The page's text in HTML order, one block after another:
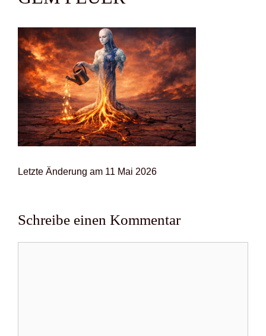
Letz­te Ände­rung am 11 Mai 2026
Schreibe einen Kommentar